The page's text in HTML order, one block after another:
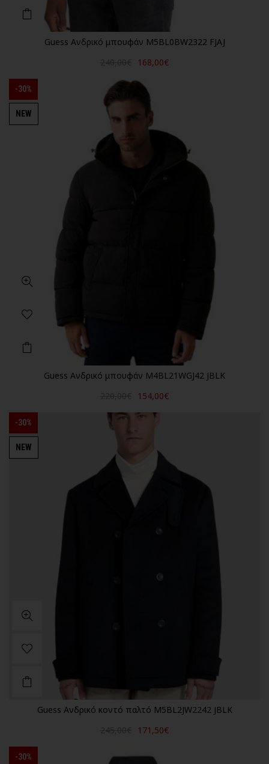
Guess Ανδρικό μπουφάν M5BL0BW2322 FJAJ
168,00€
-30%
NEW
Guess Ανδρικό μπουφάν M4BL21WGJ42 JBLK
154,00€
-30%
NEW
Guess Ανδρικό κοντό παλτό M5BL2JW2242 JBLK
171,50€
-30%